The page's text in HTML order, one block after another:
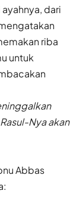
dari
riba
untuk
Nya akan
Abbas